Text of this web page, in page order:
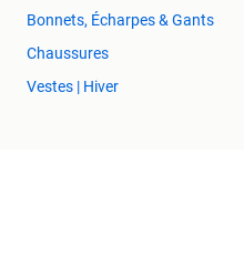
Bonnets, Écharpes & Gants
Chaussures
Vestes | Hiver